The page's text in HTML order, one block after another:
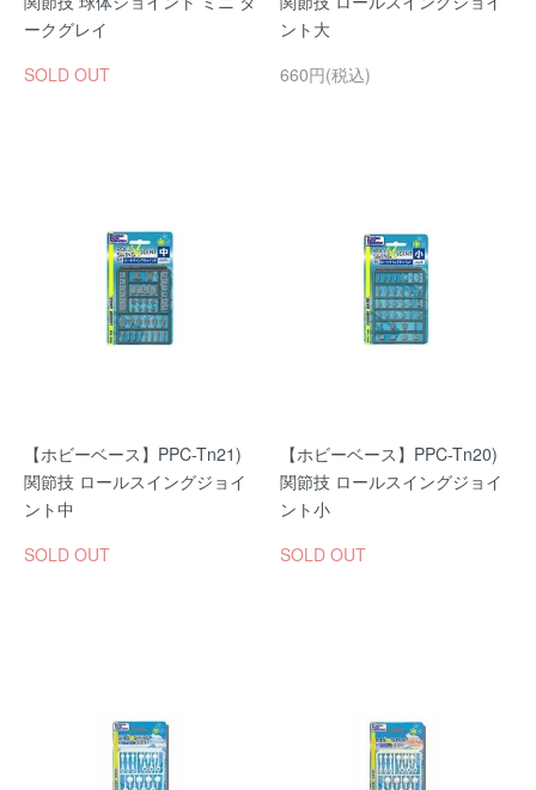
ークグレイ
SOLD OUT
ント大
660円(税込)
【ホビーベース】PPC-Tn21)
関節技 ロールスイングジョイ
ント中
SOLD OUT
【ホビーベース】PPC-Tn20)
関節技 ロールスイングジョイ
ント小
SOLD OUT